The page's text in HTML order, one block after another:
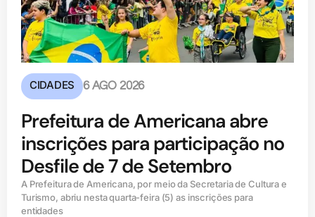
CIDADES 6 AGO 2026
Prefeitura de Americana abre
inscrições para participação no
Desfile de 7 de Setembro
A Prefeitura de Americana, por meio da Secretaria de Cultura e
Turismo, abriu nesta quarta-feira (5) as inscrições para
entidades